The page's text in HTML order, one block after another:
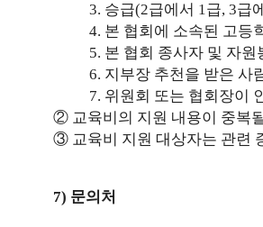
3. 승급(2급에서 1급, 3급
4. 본 협회에 소속된 고등
5. 본 협회 종사자 및 자
6. 지부장 추천을 받은 사
7. 위원회 또는 협회장이
② 교육비의 지원 내용이 중복
③ 교육비 지원 대상자는 관련
7) 문의처